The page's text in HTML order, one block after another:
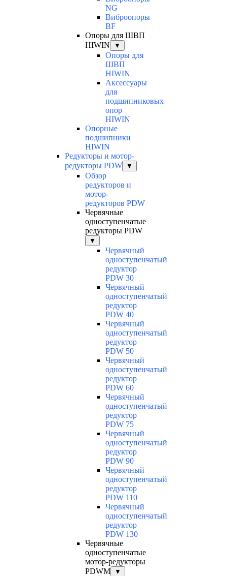
NG
Виброопоры
BF
Опоры для ШВП
HIWIN
▼
Опоры для
ШВП
HIWIN
Аксессуары
для
подшипниковых
опор
HIWIN
Опорные
подшипники
HIWIN
Редукторы и мотор-
редукторы PDW
▼
Обзор
редукторов и
мотор-
редукторов PDW
Червячные
одноступенчатые
редукторы PDW
▼
Червячный
одноступенчатый
редуктор
PDW 30
Червячный
одноступенчатый
редуктор
PDW 40
Червячный
одноступенчатый
редуктор
PDW 50
Червячный
одноступенчатый
редуктор
PDW 60
Червячный
одноступенчатый
редуктор
PDW 75
Червячный
одноступенчатый
редуктор
PDW 90
Червячный
одноступенчатый
редуктор
PDW 110
Червячный
одноступенчатый
редуктор
PDW 130
Червячные
одноступенчатые
мотор-редукторы
PDWM
▼